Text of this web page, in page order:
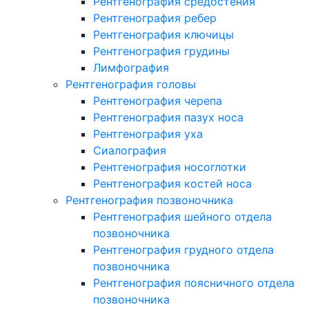
Рентгенография ребер
Рентгенография ключицы
Рентгенография грудины
Лимфография
Рентгенография головы
Рентгенография черепа
Рентгенография пазух носа
Рентгенография уха
Сиалография
Рентгенография носоглотки
Рентгенография костей носа
Рентгенография позвоночника
Рентгенография шейного отдела
позвоночника
Рентгенография грудного отдела
позвоночника
Рентгенография поясничного отдела
позвоночника